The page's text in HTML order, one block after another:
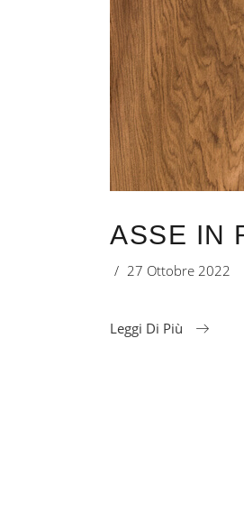
ASSE IN
27 Ottobre 2022
Leggi Di Più